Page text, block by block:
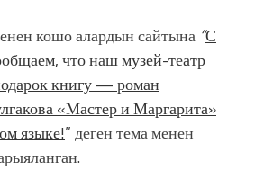
кошо алардын сайтына “С
что наш музей-театр
книгу — роман
«Мастер и Маргарита»
языке!” деген тема менен